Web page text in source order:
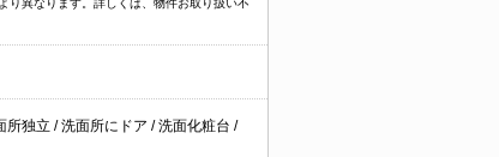
異なります。詳しくは、物件お取り扱い不
所独立 /洗面所にドア /洗面化粧台 /